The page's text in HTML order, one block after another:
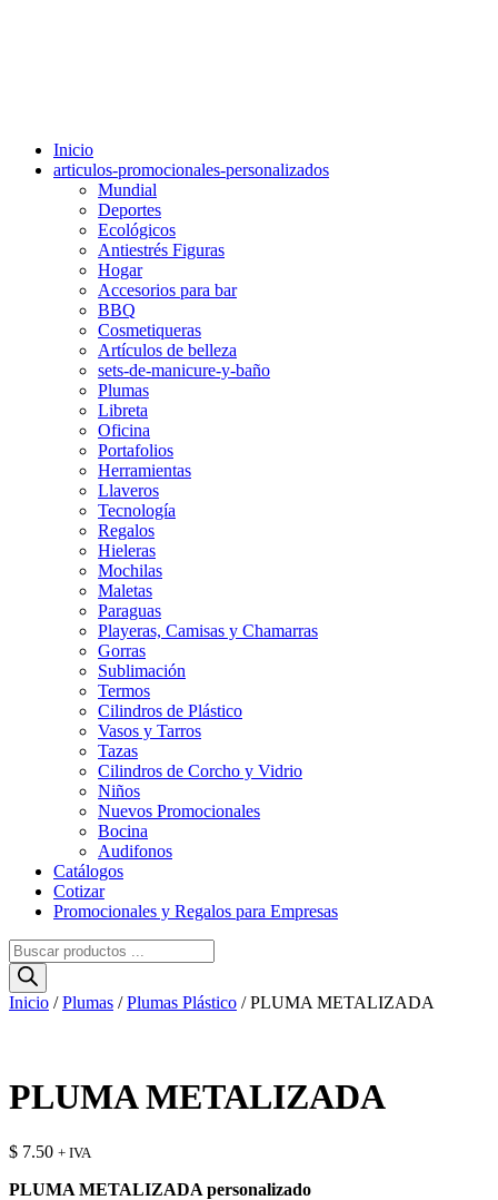
Inicio
articulos-promocionales-personalizados
Mundial
Deportes
Ecológicos
Antiestrés Figuras
Hogar
Accesorios para bar
BBQ
Cosmetiqueras
Artículos de belleza
sets-de-manicure-y-baño
Plumas
Libreta
Oficina
Portafolios
Herramientas
Llaveros
Tecnología
Regalos
Hieleras
Mochilas
Maletas
Paraguas
Playeras, Camisas y Chamarras
Gorras
Sublimación
Termos
Cilindros de Plástico
Vasos y Tarros
Tazas
Cilindros de Corcho y Vidrio
Niños
Nuevos Promocionales
Bocina
Audifonos
Catálogos
Cotizar
Promocionales y Regalos para Empresas
Búsqueda
de
productos
Inicio /Plumas /Plumas Plástico / PLUMA METALIZADA
PLUMA METALIZADA
$ 7.50 + IVA
PLUMA METALIZADA personalizado